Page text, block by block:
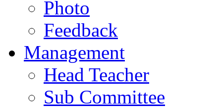
Photo
Feedback
Management
Head Teacher
Sub Committee